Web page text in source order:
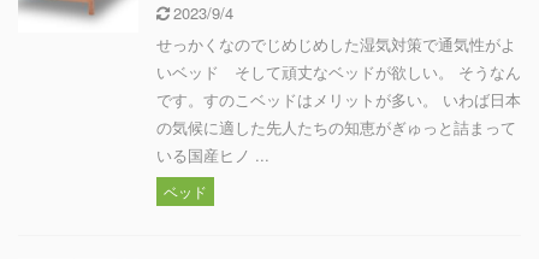
2023/9/4
せっかくなのでじめじめした湿気対策で通気性がよ
いベッド そして頑丈なベッドが欲しい。 そうなん
です。すのこベッドはメリットが多い。 いわば日本
の気候に適した先人たちの知恵がぎゅっと詰まって
いる国産ヒノ ...
ベッド